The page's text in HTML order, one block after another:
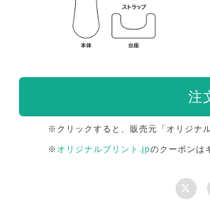
注
※クリックすると、販売元「オリジナ
※ オリジナルプリント.jpのクーポンは
